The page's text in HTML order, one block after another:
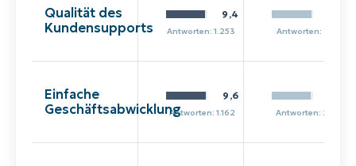
Qualität des
Kundensupports
9,4
Antworten: 1.253 Antworten: 243
Einfache
Geschäftsabwicklung
9,6
Antworten: 1.162 Antworten: 204